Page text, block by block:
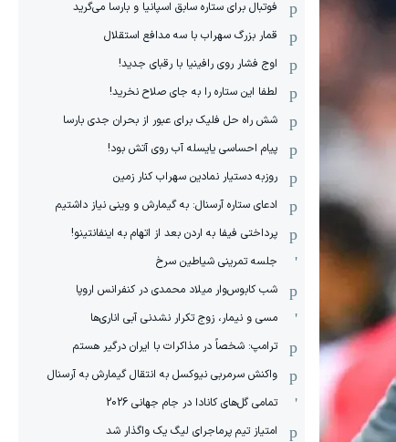
فوتبال برای ستاره سابق اسپانیا و بارسا می‌گرید
قمار بزرگ سهراب با سه مدافع استقلال
اوج فشار روی رافینیا با رقبای جدید!
لطفا این ستاره را به جای صلاح نخرید!
شش راه حل فلیک برای عبور از بحران جدی بارسا
پیام احساسی یایسله آب روی آتش بود!
روزبه دستیار نمادین سهراب کنار زمین
ادعای ستاره آرسنال: به گیمارش و وینی نیاز داشتیم
پرداختی فیفا به اردن بعد از اتهام به اینفانتینو!
جلسه تمرینی شیاطین سرخ
شب کابوس‌وار میلاد محمدی در کنفرانس اروپا
مسی و نیمار، زوج تکرار نشدنی آبی اناری‌ها
ترامپ: شخصاً در مذاکرات با ایران درگیر هستم
واکنش سرمربی نیوکسل به انتقال گیمارش به آرسنال
تمامی گل‌های کانادا در جام جهانی 2026
امتیاز تیم پرماجرای لیگ یک واگذار شد